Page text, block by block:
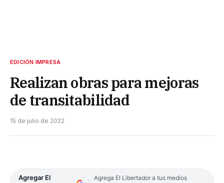
EDICIÓN IMPRESA
Realizan obras para mejoras
de transitabilidad
15 de julio de 2022
Agregar El
Agrega El Libertador a tus medios